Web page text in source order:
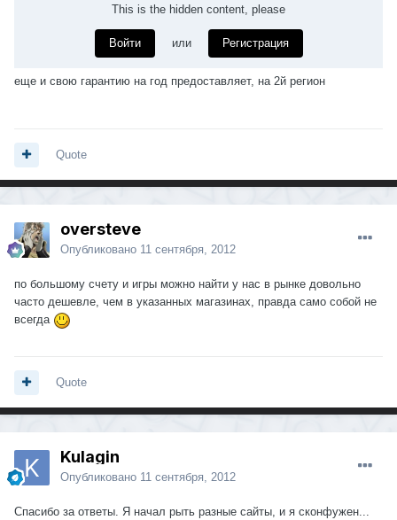
This is the hidden content, please
Войти или Регистрация
еще и свою гарантию на год предоставляет, на 2й регион
Quote
oversteve
Опубликовано 11 сентября, 2012
по большому счету и игры можно найти у нас в рынке довольно
часто дешевле, чем в указанных магазинах, правда само собой не
всегда
Quote
Kulagin
Опубликовано 11 сентября, 2012
Спасибо за ответы. Я начал рыть разные сайты, и я сконфужен...